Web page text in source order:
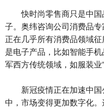
快时尚零售商只是中国
子。奥纬咨询公司消费品
正在几乎所有消费品领域
是电子产品，比如智能手
军西方传统领域，如服装业”
新冠疫情正在加速中国
中，市场变得更加数字化